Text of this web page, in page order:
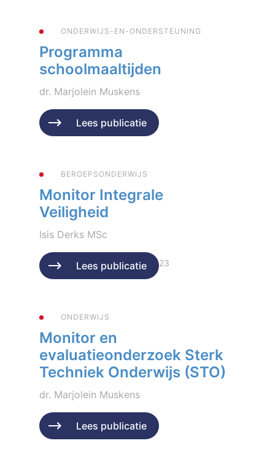
ONDERWIJS-EN-ONDERSTEUNING
Programma
schoolmaaltijden
dr. Marjolein Muskens
Geplaatst op 9 januari 2024
Lees publicatie
BEROEPSONDERWIJS
Monitor Integrale
Veiligheid
Isis Derks MSc
Geplaatst op 22 november 2023
Lees publicatie
ONDERWIJS
Monitor en
evaluatieonderzoek Sterk
Techniek Onderwijs (STO)
dr. Marjolein Muskens
Geplaatst op 24 april 2023
Lees publicatie